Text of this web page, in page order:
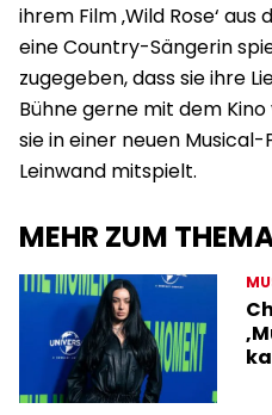
ihrem Film ‚Wild Rose‘
eine Country-Sängerin
zugegeben, dass sie ihre
Bühne gerne mit dem
sie in einer neuen
Leinwand mitspielt.
MEHR ZUM